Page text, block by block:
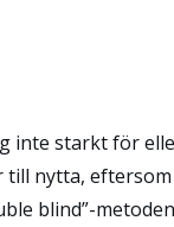
inte starkt för
till nytta, eftersom
blind”-